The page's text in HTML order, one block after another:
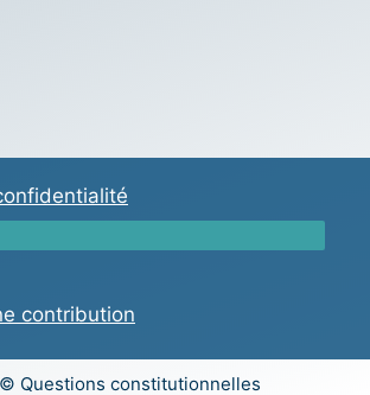
contribution
Questions constitutionnelles